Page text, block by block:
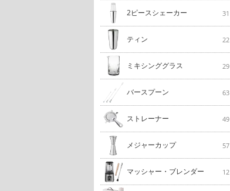
2ピースシェーカー 31
ティン 22
ミキシンググラス 29
バースプーン 63
ストレーナー 49
メジャーカップ 57
マッシャー・ブレンダー 12